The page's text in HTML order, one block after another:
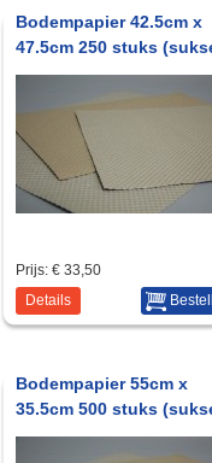
Bodempapier 42.5cm x
47.5cm 250 stuks
Prijs: € 33,50
Details
Bodempapier 55cm x
35.5cm 500 stuks